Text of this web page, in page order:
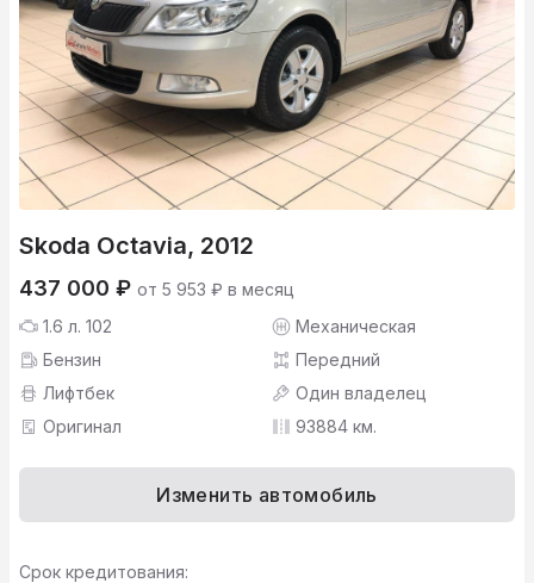
Skoda Octavia, 2012
437 000 ₽ от 5 953 ₽ в месяц
1.6 л. 102
Механическая
Бензин
Передний
Лифтбек
Один владелец
Оригинал
93884 км.
Изменить автомобиль
Срок кредитования: